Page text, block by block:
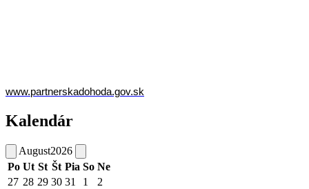
www.partnerskadohoda.gov.sk
Kalendár
August2026
Po Ut St Št Pia So Ne
27 28 29 30 31 1
2